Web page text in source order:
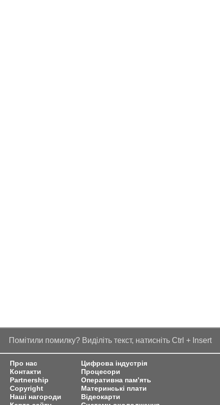
Помітили помилку? Виділіть текст, натисніть Ctrl + Insert
Про нас
Контакти
Partnership
Copyright
Наші нагороди
Цифрова індустрія
Процесори
Оперативна пам’ять
Материнські плати
Відеокарти